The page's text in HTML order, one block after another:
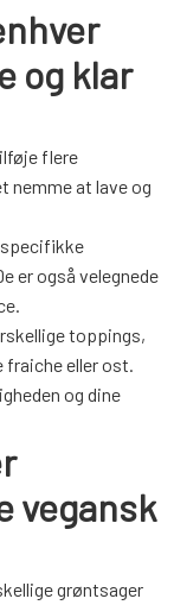
og klar
flere
nemme at lave og
specifikke
er også velegnede
toppings,
eller ost.
og dine
vegansk
grøntsager